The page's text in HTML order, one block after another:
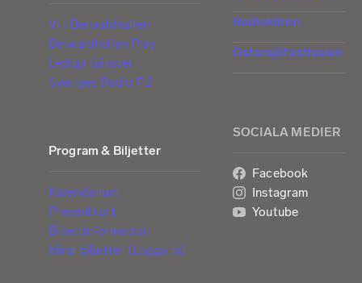
Vi i Berwaldhallen
Berwaldhallen Play
Lediga tjänster
Sveriges Radio P2
Program & Biljetter
Kalendarium
Presentkort
Biljettinformation
Mina biljetter (Logga in)
Radiokören
Östersjöfestivalen
SOCIALA MEDIER
Facebook
Instagram
Youtube